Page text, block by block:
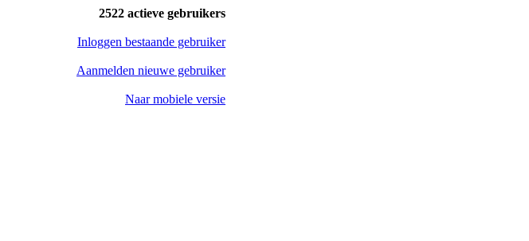
2522 actieve gebruikers
Inloggen bestaande gebruiker
Aanmelden nieuwe gebruiker
Naar mobiele versie